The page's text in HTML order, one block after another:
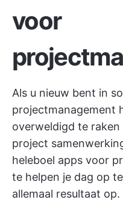
voor
Als u nieuw bent in
projectmanagement
overweldigd te
project
heleboel apps voor
te helpen je dag op
allemaal resultaat op.